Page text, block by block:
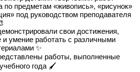
по предметам «живопись», «рисунок»
под руководством преподавателя
свои достижения,
умение работать с различными
✨
работы, выполненные
года 🖌️